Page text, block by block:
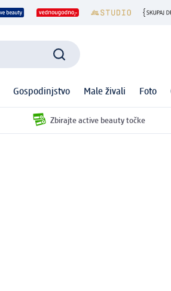
Gospodinjstvo Male živali Foto
Zbirajte active beauty točke